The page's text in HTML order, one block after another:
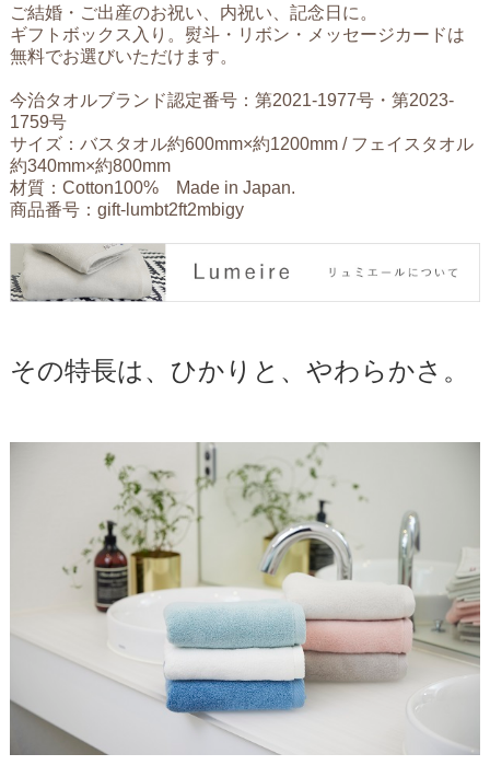
ご結婚・ご出産のお祝い、内祝い、記念日に。
ギフトボックス入り。熨斗・リボン・メッセージカードは
無料でお選びいただけます。
今治タオルブランド認定番号：第2021-1977号・第2023-
1759号
サイズ：バスタオル約600mm×約1200mm / フェイスタオル
約340mm×約800mm
材質：Cotton100% Made in Japan.
商品番号：gift-lumbt2ft2mbigy
その特長は、ひかりと、やわらかさ。